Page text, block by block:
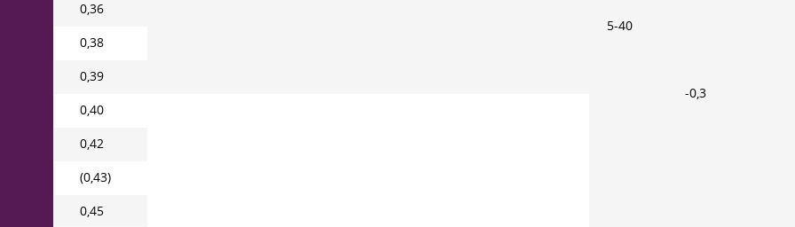
5-40
-0,3
0,36
0,38
0,39
0,40
0,42
(0,43)
0,45